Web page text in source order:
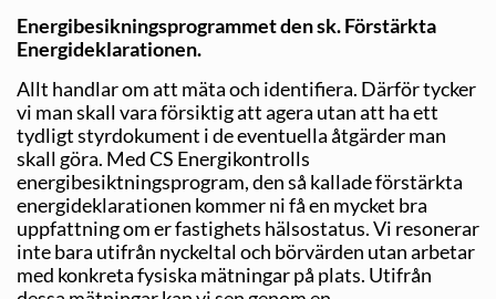
Energibesikningsprogrammet den sk. Förstärkta
Energideklarationen.
Allt handlar om att mäta och identifiera. Därför tycker
vi man skall vara försiktig att agera utan att ha ett
tydligt styrdokument i de eventuella åtgärder man
skall göra. Med CS Energikontrolls
energibesiktningsprogram, den så kallade förstärkta
energideklarationen kommer ni få en mycket bra
uppfattning om er fastighets hälsostatus. Vi resonerar
inte bara utifrån nyckeltal och börvärden utan arbetar
med konkreta fysiska mätningar på plats. Utifrån